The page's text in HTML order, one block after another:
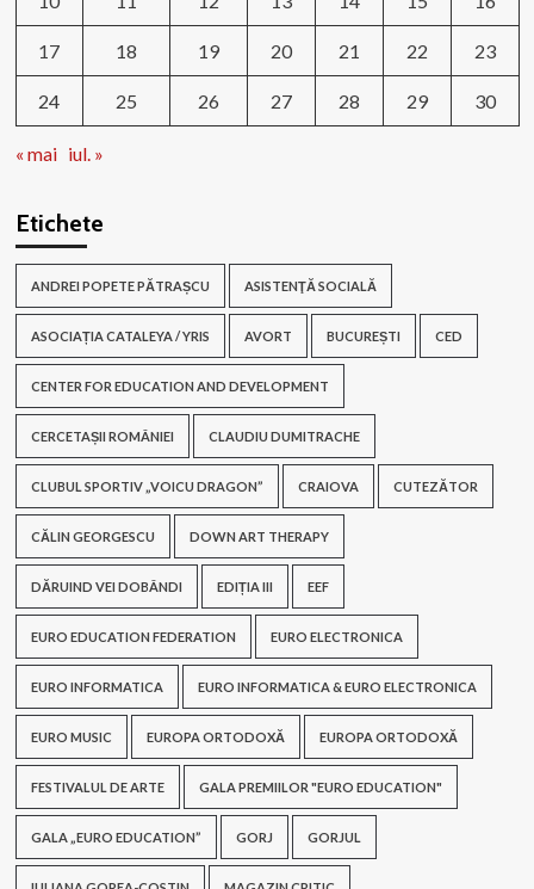
17 18 19 20 21 22 23
24 25 26 27 28 29 30
« mai iul. »
Etichete
ANDREI POPETE PĂTRAȘCU ASISTENŢĂ SOCIALĂ
ASOCIAȚIA CATALEYA / YRIS AVORT BUCUREȘTI CED
CENTER FOR EDUCATION AND DEVELOPMENT
CERCETAȘII ROMÂNIEI CLAUDIU DUMITRACHE
CLUBUL SPORTIV „VOICU DRAGON” CRAIOVA CUTEZĂTOR
CĂLIN GEORGESCU DOWN ART THERAPY
DĂRUIND VEI DOBÂNDI EDIȚIA III EEF
EURO EDUCATION FEDERATION EURO ELECTRONICA
EURO INFORMATICA EURO INFORMATICA & EURO ELECTRONICA
EURO MUSIC EUROPA ORTODOXĂ EUROPA ORTODOXĂ
FESTIVALUL DE ARTE GALA PREMIILOR "EURO EDUCATION"
GALA „EURO EDUCATION” GORJ GORJUL